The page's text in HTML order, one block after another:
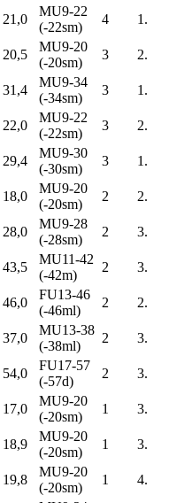
21,0
MU9-22
(-22sm)
4 1.
20,5
MU9-20
(-20sm)
3 2.
31,4
MU9-34
(-34sm)
3 1.
22,0
MU9-22
(-22sm)
3 2.
29,4
MU9-30
(-30sm)
3 1.
18,0
MU9-20
(-20sm)
2 2.
28,0
MU9-28
(-28sm)
2 3.
43,5
MU11-42
(-42m)
2 3.
46,0
FU13-46
(-46ml)
2 2.
37,0
MU13-38
(-38ml)
2 3.
54,0
FU17-57
(-57d)
2 3.
17,0
MU9-20
(-20sm)
1 3.
18,9
MU9-20
(-20sm)
1 3.
19,8
MU9-20
(-20sm)
1 4.